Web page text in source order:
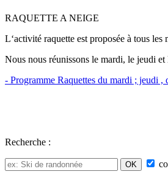
RAQUETTE A NEIGE
L‘activité raquette est proposée à tous
Nous nous réunissons le mardi, le jeudi
- Programme Raquettes du mardi ; jeudi ,
Recherche :